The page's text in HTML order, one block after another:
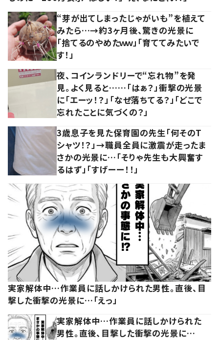
“芽が出てしまったじゃがいも”を植えて
みたら…→約3ヶ月後、驚きの光景に
「捨てるのやめたｗｗ」「育ててみたいで
す！」
夜、コインランドリーで“忘れ物”を発
見。よく見ると……「はぁ？」衝撃の光景
に「エーッ！？」「なぜ落ちてる？」「どこで
忘れたことに気づくの？」
3歳息子を見た保育園の先生「何そのT
シャツ！？」→職員全員に激震が走ったま
さかの光景に…「そりゃ先生も大興奮す
るはず」「すげーー！！」
実家解体中…作業員に話しかけられた男性。直後、目
撃した衝撃の光景に…「えっ」
実家解体中…作業員に話しかけられた
男性。直後、目撃した衝撃の光景に…